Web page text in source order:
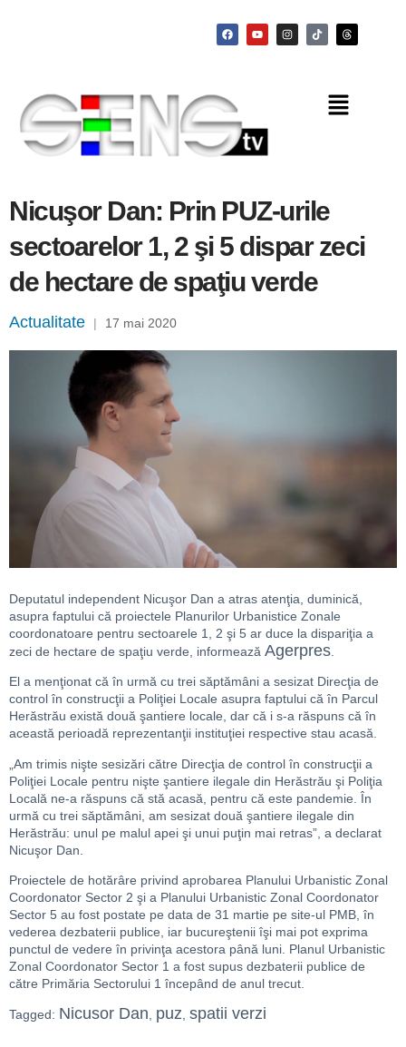
Nicuşor Dan: Prin PUZ-urile
sectoarelor 1, 2 şi 5 dispar zeci
de hectare de spaţiu verde
Actualitate | 17 mai 2020
Deputatul independent Nicuşor Dan a atras atenţia, duminică,
asupra faptului că proiectele Planurilor Urbanistice Zonale
coordonatoare pentru sectoarele 1, 2 şi 5 ar duce la dispariţia a
zeci de hectare de spaţiu verde, informează Agerpres
El a menţionat că în urmă cu trei săptămâni a sesizat Direcţia de
control în construcţii a Poliţiei Locale asupra faptului că în Parcul
Herăstrău există două şantiere locale, dar că i s-a răspuns că în
această perioadă reprezentanţii instituţiei respective stau acasă.
„Am trimis nişte sesizări către Direcţia de control în construcţii a
Poliţiei Locale pentru nişte şantiere ilegale din Herăstrău şi Poliţia
Locală ne-a răspuns că stă acasă, pentru că este pandemie. În
urmă cu trei săptămâni, am sesizat două şantiere ilegale din
Herăstrău: unul pe malul apei şi unui puţin mai retras”, a declarat
Nicuşor Dan.
Proiectele de hotărâre privind aprobarea Planului Urbanistic Zonal
Coordonator Sector 2 şi a Planului Urbanistic Zonal Coordonator
Sector 5 au fost postate pe data de 31 martie pe site-ul PMB, în
vederea dezbaterii publice, iar bucureştenii îşi mai pot exprima
punctul de vedere în privinţa acestora până luni. Planul Urbanistic
Zonal Coordonator Sector 1 a fost supus dezbaterii publice de
către Primăria Sectorului 1 începând de anul trecut.
Tagged: Nicusor Dan, puz, spatii verzi